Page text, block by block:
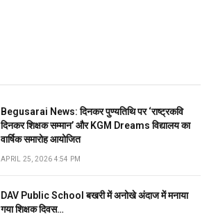
Begusarai News: दिनकर पुण्यतिथि पर ‘राष्ट्रकवि
दिनकर शिक्षक सम्मान’ और KGM Dreams विद्यालय का
वार्षिक समारोह आयोजित
APRIL 25, 2026 4:54 PM
DAV Public School बखरी में अनोखे अंदाज में मनाया
गया शिक्षक दिवस…